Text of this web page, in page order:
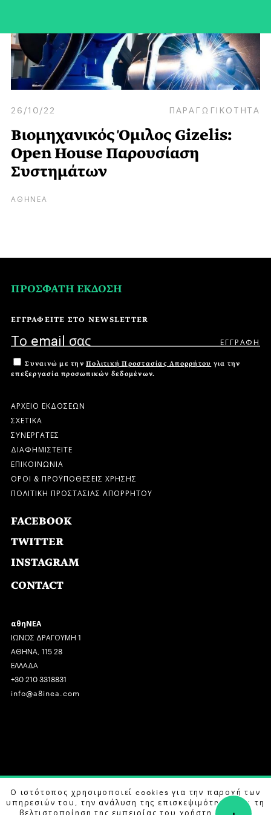
26/10/22 ΠΑΡΑΓΩΓΙΚΟΤΗΤΑ
Βιομηχανικός Όμιλος Gizelis:
Open House Παρουσίαση
Συστημάτων
ΑΘΗΝΕΑ
ΠΡΟΣΦΑΤΗ ΕΚΔΟΣΗ
ΕΓΓΡΑΦΕΙΤΕ ΣΤΟ NEWSLETTER
Συναινώ με την Πολιτική Προστασίας Απορρήτου για την
επεξεργασία προσωπικών δεδομένων.
ΑΡΧΕΙΟ ΕΚΔΟΣΕΩΝ
ΣΧΕΤΙΚΑ
ΣΥΝΕΡΓΑΤΕΣ
ΔΙΑΦΗΜΙΣΤΕΙΤΕ
ΕΠΙΚΟΙΝΩΝΙΑ
ΟΡΟΙ & ΠΡΟΫΠΟΘΕΣΕΙΣ ΧΡΗΣΗΣ
ΠΟΛΙΤΙΚΗ ΠΡΟΣΤΑΣΙΑΣ ΑΠΟΡΡΗΤΟΥ
FACEBOOK
TWITTER
INSTAGRAM
CONTACT
αθηΝΕΑ
ΙΩΝΟΣ ΔΡΑΓΟΥΜΗ 1
ΑΘΗΝΑ, 115 28
ΕΛΛΑΔΑ
+30 210 3318831
info@a8inea.com
COPYRIGHT © 2026 αθηΝΕΑ, ALL RIGHTS RESERVED.
DESIGN BY G DESIGN STUDIO. DEVELOPED BYB LABS
Ο ιστότοπος χρησιμοποιεί cookies για την παροχή των
υπηρεσιών του, την ανάλυση της επισκεψιμότητας και τη
βελτιστοποίηση της εμπειρίας του χρήστη. Μάθετε